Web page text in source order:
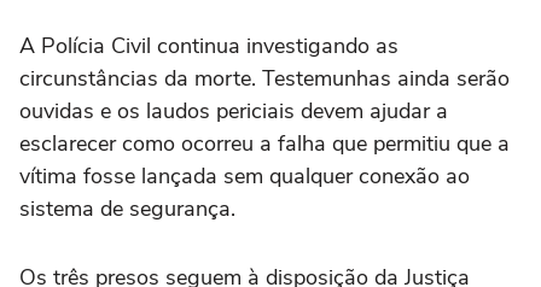
A Polícia Civil continua investigando as
circunstâncias da morte. Testemunhas ainda serão
ouvidas e os laudos periciais devem ajudar a
esclarecer como ocorreu a falha que permitiu que a
vítima fosse lançada sem qualquer conexão ao
sistema de segurança.
Os três presos seguem à disposição da Justiça